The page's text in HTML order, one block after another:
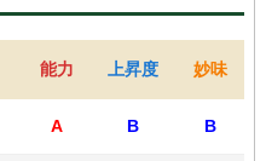
能力 上昇度 妙味
A B B